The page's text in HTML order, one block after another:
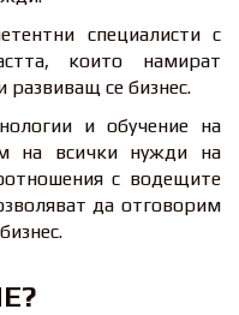
специалисти с
които намират
развиващ се бизнес.
и обучение на
на всички нужди на
с водещите
да отговорим